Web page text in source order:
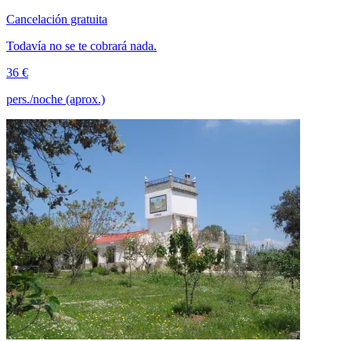
Cancelación gratuita
Todavía no se te cobrará nada.
36 €
pers./noche (aprox.)